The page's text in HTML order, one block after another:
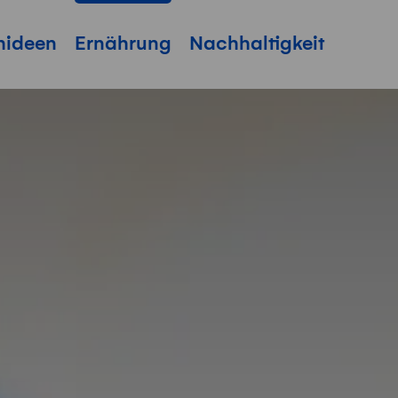
Ernährung Nachhaltigkeit